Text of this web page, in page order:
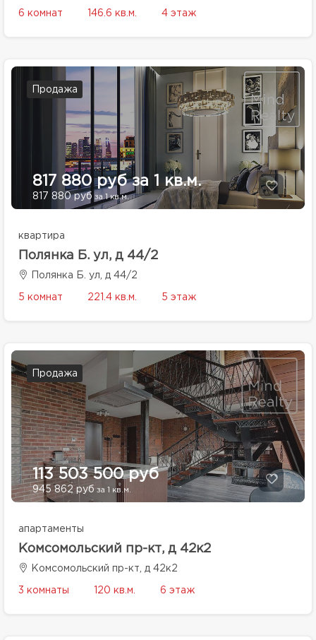
6 комнат 146.6 кв.м. 4 этаж
Продажа
817 880 руб за 1 кв.м.
817 880 руб за 1 кв.м.
квартира
Полянка Б. ул, д 44/2
Полянка Б. ул, д 44/2
5 комнат 221.4 кв.м. 5 этаж
Продажа
113 503 500 руб
945 862 руб за 1 кв.м.
апартаменты
Комсомольский пр-кт, д 42к2
Комсомольский пр-кт, д 42к2
3 комнаты 120 кв.м. 6 этаж